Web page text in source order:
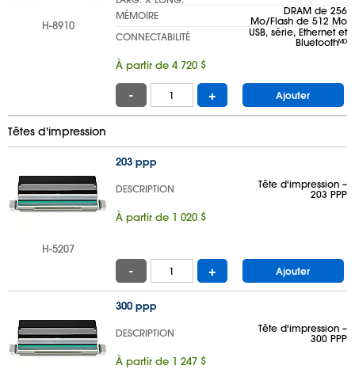
H-8910
MÉMOIRE
DRAM de 256
Mo/Flash de 512 Mo
CONNECTABILITÉ
USB, série, Ethernet et
Bluetoothᴹᴰ
À partir de 4 720 $
- + Ajouter
Têtes d'impression
H-5207
203 ppp
DESCRIPTION
Tête d'impression –
203 PPP
À partir de 1 020 $
- + Ajouter
300 ppp
DESCRIPTION
Tête d'impression –
300 PPP
À partir de 1 247 $